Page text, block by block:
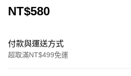
NT$580
付款與運送方式
超取滿NT$499免運